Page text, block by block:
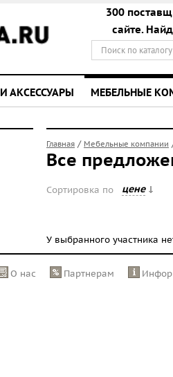
300
сайте.
АКСЕССУАРЫ МЕБЕЛЬНЫЕ
Главная / Мебельные компании
Все
Сортировка по цене
У выбранного участника
О нас Партнерам